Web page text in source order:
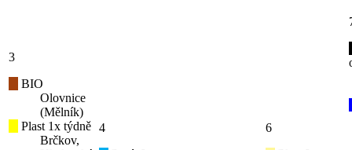
3
BIO
Olovnice
(Mělník)
Plast 1x týdně
Brčkov,
4
6